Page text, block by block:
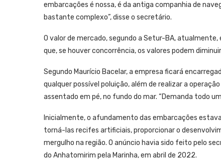
embarcações é nossa, é da antiga companhia de
bastante complexo”, disse o secretário.
O valor de mercado, segundo a Setur-BA,
que, se houver concorrência, os valores podem
Segundo Maurício Bacelar, a empresa ficará
qualquer possível poluição, além de realizar a
assentado em pé, no fundo do mar. “Demanda todo
Inicialmente, o afundamento das embarcações
torná-las recifes artificiais, proporcionar o
mergulho na região. O anúncio havia sido feito pelo
do Anhatomirim pela Marinha, em abril de 2022.